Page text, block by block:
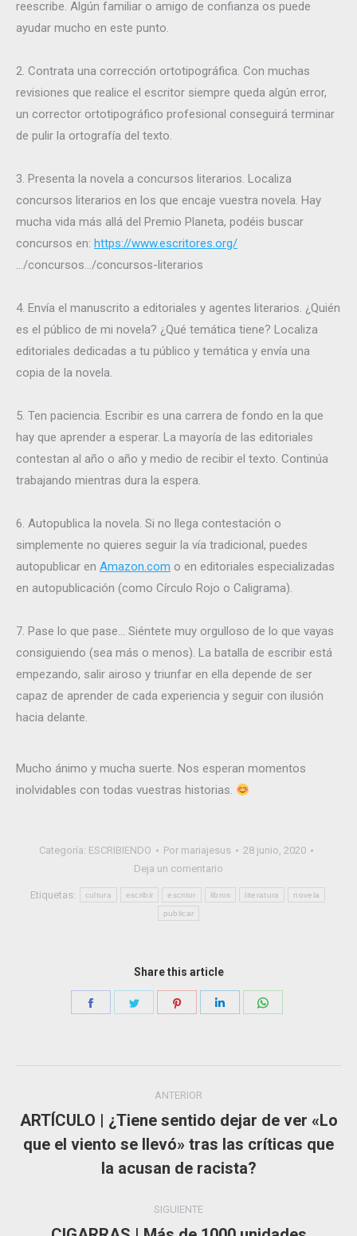
reescribe. Algún familiar o amigo de confianza os puede
ayudar mucho en este punto.
2. Contrata una corrección ortotipográfica. Con muchas
revisiones que realice el escritor siempre queda algún error,
un corrector ortotipográfico profesional conseguirá terminar
de pulir la ortografía del texto.
3. Presenta la novela a concursos literarios. Localiza
concursos literarios en los que encaje vuestra novela. Hay
mucha vida más allá del Premio Planeta, podéis buscar
concursos en: https://www.escritores.org/
…/concursos…/concursos-literarios
4. Envía el manuscrito a editoriales y agentes literarios. ¿Quién
es el público de mi novela? ¿Qué temática tiene? Localiza
editoriales dedicadas a tu público y temática y envía una
copia de la novela.
5. Ten paciencia. Escribir es una carrera de fondo en la que
hay que aprender a esperar. La mayoría de las editoriales
contestan al año o año y medio de recibir el texto. Continúa
trabajando mientras dura la espera.
6. Autopublica la novela. Si no llega contestación o
simplemente no quieres seguir la vía tradicional, puedes
autopublicar en Amazon.com o en editoriales especializadas
en autopublicación (como Círculo Rojo o Caligrama).
7. Pase lo que pase… Siéntete muy orgulloso de lo que vayas
consiguiendo (sea más o menos). La batalla de escribir está
empezando, salir airoso y triunfar en ella depende de ser
capaz de aprender de cada experiencia y seguir con ilusión
hacia delante.
Mucho ánimo y mucha suerte. Nos esperan momentos
inolvidables con todas vuestras historias.
Categoría: ESCRIBIENDO Por mariajesus
28 junio, 2020
Deja un comentario
Etiquetas: cultura escribir escritor libros literatura novela
publicar
Share this article
Share
Share
Navegación
entre
publicaciones
ANTERIOR
Publicación
anterior:
ARTÍCULO | ¿Tiene sentido dejar de ver «Lo
que el viento se llevó» tras las críticas que
la acusan de racista?
SIGUIENTE